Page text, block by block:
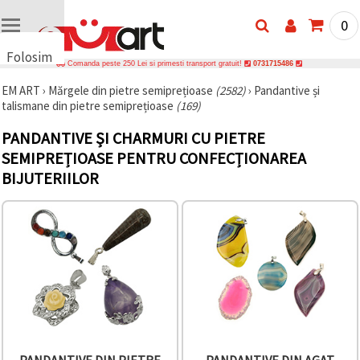
Folosim
uri
🍪 Folosim
și
tehnologii
similare
pentru a
funcționarea
corectă a
site-ului,
pentru a vă
acordul
dumneavoastră,
pentru a
0
Comanda peste 250 Lei si primesti transport gratuit! 0731715486
EM ART › Mărgele din pietre semiprețioase (2582)› Pandantive și
talismane din pietre semiprețioase (169)
PANDANTIVE ȘI CHARMURI CU PIETRE
SEMIPREȚIOASE PENTRU CONFECȚIONAREA
BIJUTERIILOR